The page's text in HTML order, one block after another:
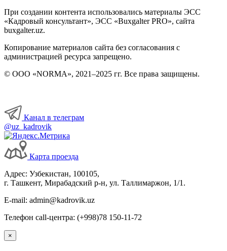
При создании контента использовались материалы ЭСС
«Кадровый консультант», ЭСС «Buxgalter PRO», сайта
buxgalter.uz.
Копирование материалов сайта без согласования с
администрацией ресурса запрещено.
© ООО «NORMA», 2021–2025 гг. Все права защищены.
Канал в телеграм
@uz_kadrovik
Карта проезда
Адрес: Узбекистан, 100105,
г. Ташкент, Мирабадский р-н, ул. Таллимаржон, 1/1.
E-mail: admin@kadrovik.uz
Телефон call-центра: (+998)78 150-11-72
×